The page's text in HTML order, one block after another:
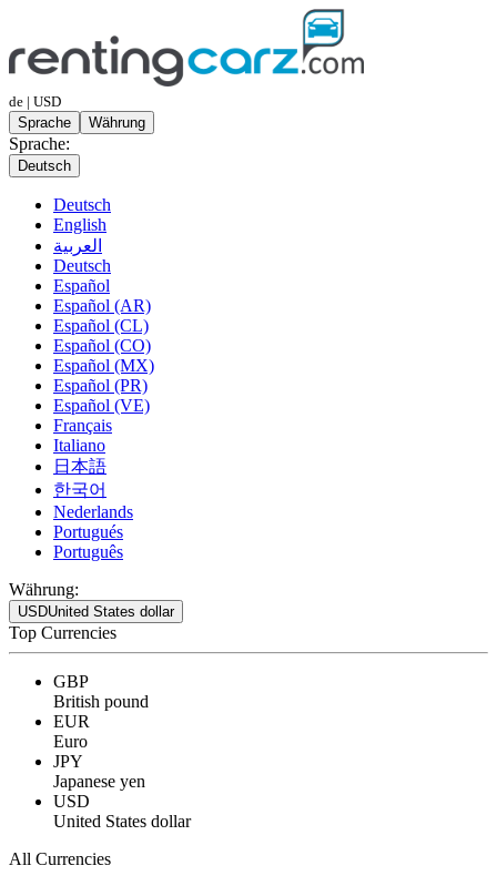
de | USD
Sprache
Währung
Sprache:
Deutsch
Deutsch
English
العربية
Deutsch
Español
Español (AR)
Español (CL)
Español (CO)
Español (MX)
Español (PR)
Español (VE)
Français
Italiano
日本語
한국어
Nederlands
Portugués
Português
Währung:
USDUnited States dollar
Top Currencies
GBP
British pound
EUR
Euro
JPY
Japanese yen
USD
United States dollar
All Currencies